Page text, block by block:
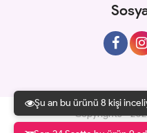
Şu an bu ürünü 8 kişi
Copyrights ©